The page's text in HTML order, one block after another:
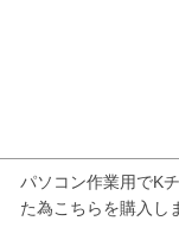
パソコン作業用でK
た為こちらを購入し